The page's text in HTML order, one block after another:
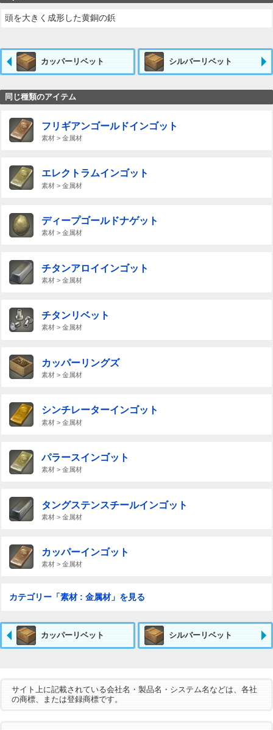
頭を大きく成形した黄銅の鋲
カッパーリベット シルバーリベット
同じ種類のアイテム
フリギアンゴールドインゴット
素材 > 金属材
エレクトラムインゴット
素材 > 金属材
ディープゴールドナゲット
素材 > 金属材
チタンアロイインゴット
素材 > 金属材
チタンリベット
素材 > 金属材
カッパーリングズ
素材 > 金属材
シンチレーターインゴット
素材 > 金属材
パラースインゴット
素材 > 金属材
タングステンスチールインゴット
素材 > 金属材
カッパーインゴット
素材 > 金属材
カテゴリー「素材 : 金属材」を見る
カッパーリベット シルバーリベット
サイト上に記載されている会社名・製品名・システム名などは、各社
の商標、または登録商標です。